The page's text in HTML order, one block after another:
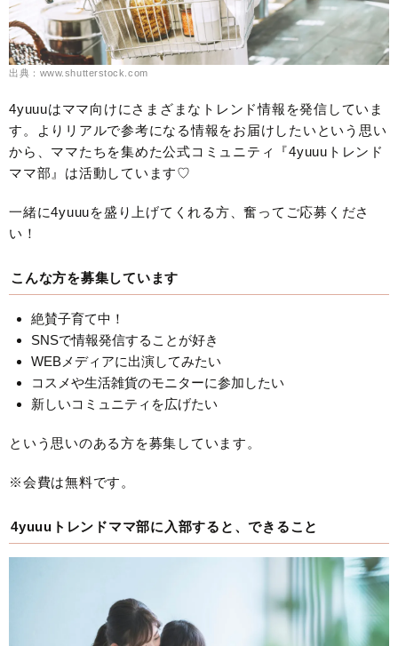
出典：www.shutterstock.com
4yuuuはママ向けにさまざまなトレンド情報を発信していま
す。よりリアルで参考になる情報をお届けしたいという思い
から、ママたちを集めた公式コミュニティ『4yuuuトレンド
ママ部』は活動しています♡
一緒に4yuuuを盛り上げてくれる方、奮ってご応募くださ
い！
こんな方を募集しています
絶賛子育て中！
SNSで情報発信することが好き
WEBメディアに出演してみたい
コスメや生活雑貨のモニターに参加したい
新しいコミュニティを広げたい
という思いのある方を募集しています。
※会費は無料です。
4yuuuトレンドママ部に入部すると、できること